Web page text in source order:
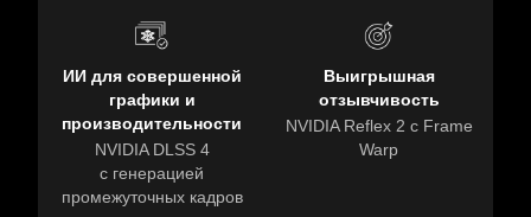
ИИ для совершенной
графики и
производительности
NVIDIA DLSS 4
с генерацией
промежуточных кадров
Выигрышная
отзывчивость
NVIDIA Reflex 2 с Frame
Warp